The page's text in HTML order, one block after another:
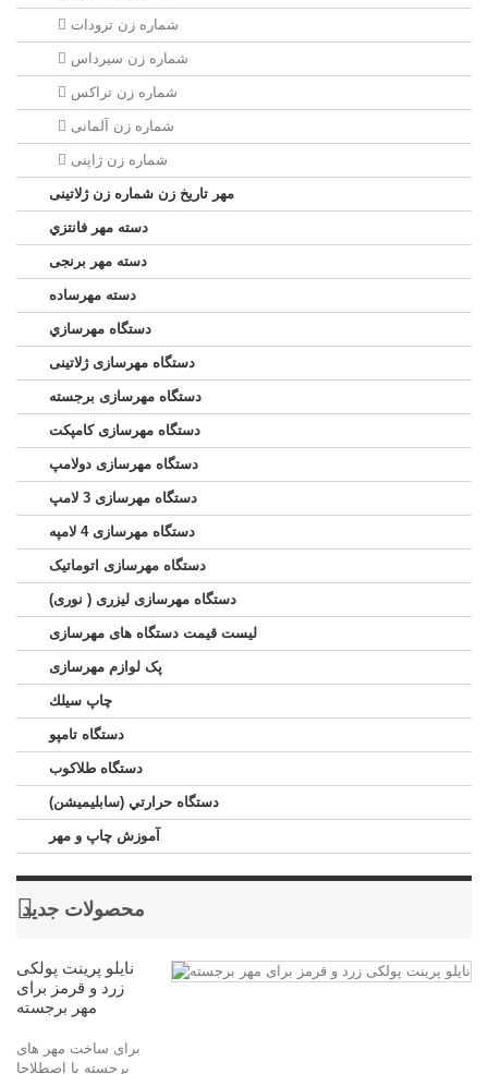
شماره زن ترودات
شماره زن سيرداس
شماره زن تراکس
شماره زن آلمانی
شماره زن ژاپنی
مهر تاریخ زن شماره زن ژلاتینی
دسته مهر فانتزي
دسته مهر برنجی
دسته مهرساده
دستگاه مهرسازي
دستگاه مهرسازی ژلاتینی
دستگاه مهرسازی برجسته
دستگاه مهرسازی کامپکت
دستگاه مهرسازی دولامپ
دستگاه مهرسازی 3 لامپ
دستگاه مهرسازی 4 لامپه
دستگاه مهرسازی اتوماتیک
دستگاه مهرسازی لیزری ( نوری)
لیست قیمت دستگاه های مهرسازی
پک لوازم مهرسازی
چاپ سيلك
دستگاه تامپو
دستگاه طلاکوب
دستگاه حرارتي (سابليميشن)
آموزش چاپ و مهر
محصولات جدید
نایلو پرینت پولکی
زرد و قرمز برای
مهر برجسته
برای ساخت مهر های
برجسته یا اصطلاحا